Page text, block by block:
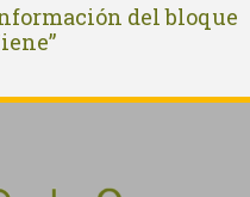
del bloque